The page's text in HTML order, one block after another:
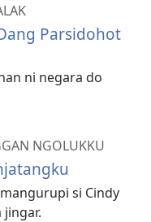
Parsidohot
ni negara do
NGOLUKKU
si Cindy